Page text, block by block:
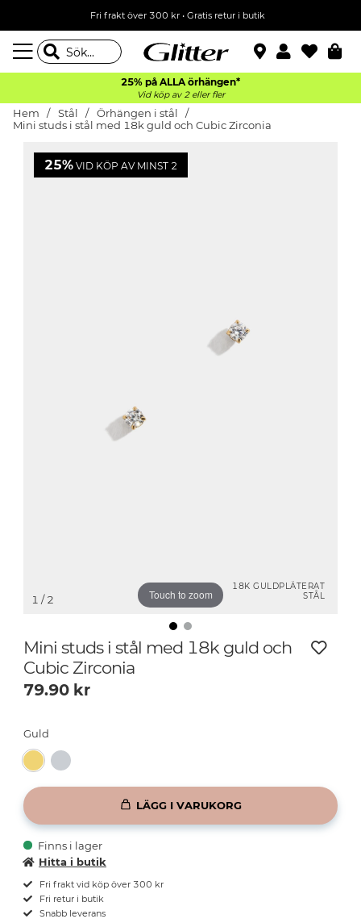
Fri frakt över 300 kr• Gratis retur i butik
25% på ALLA örhängen*
Vid köp av 2 eller fler
Hem Stål
Örhängen i stål
Mini studs i stål med 18k guld och Cubic Zirconia
25% VID KÖP AV MINST 2
18K GULDPLÄTERAT
STÅL
Touch to zoom
1 / 2
Mini studs i stål med 18k guld och
Cubic Zirconia
79.90 kr
Guld
LÄGG I VARUKORG
Finns i lager
Hitta i butik
Fri frakt vid köp över 300 kr
Fri retur i butik
Snabb leverans